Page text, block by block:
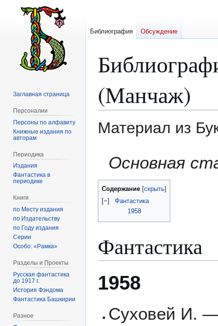
(Манчаж)
Материал из
Основная
Содержание
[−]
Фантастика
1958
Фантастика
1958
Суховей И. —
Библиография Обсуждение
Заглавная страница
Персоналии
Персоны по алфавиту
Книжные издания по
авторам
Периодика
Издания
Фантастика в
периодике
Книги
по Месту издания
по Издательству
по Году издания
Серии
Особо: «Рамка»
Разделы и Проекты
Русская фантастика
до 1917 г.
История Фэндома
Фантастика Башкирии
Разное